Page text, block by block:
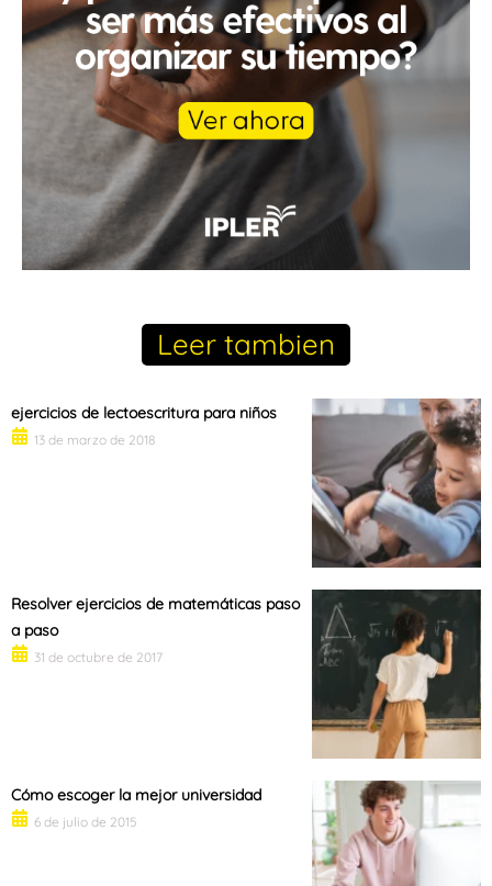
Leer tambien
ejercicios de lectoescritura para niños
13 de marzo de 2018
Resolver ejercicios de matemáticas paso
a paso
31 de octubre de 2017
Cómo escoger la mejor universidad
6 de julio de 2015